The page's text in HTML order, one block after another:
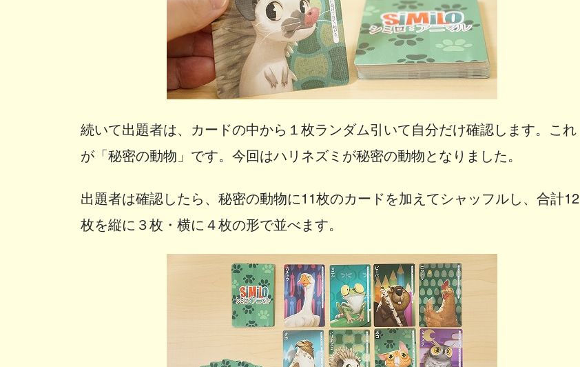
続いて出題者は、カードの中から１枚ランダム引いて自分だけ確認します。これ
が「秘密の動物」です。今回はハリネズミが秘密の動物となりました。
出題者は確認したら、秘密の動物に11枚のカードを加えてシャッフルし、合計12
枚を縦に３枚・横に４枚の形で並べます。